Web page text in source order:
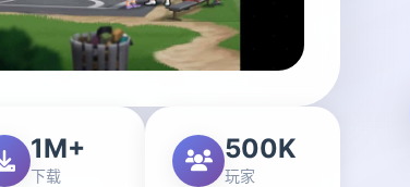
1M+
下载
500K
玩家